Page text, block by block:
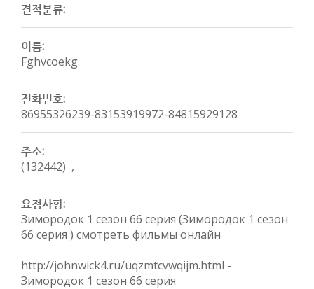
견적분류:
이름:
Fghvcoekg
전화번호:
86955326239-83153919972-84815929128
주소:
(132442) ,
요청사항:
Зимородок 1 сезон 66 серия (Зимородок 1 сезон
66 серия ) смотреть фильмы онлайн
http://johnwick4.ru/uqzmtcvwqijm.html -
Зимородок 1 сезон 66 серия